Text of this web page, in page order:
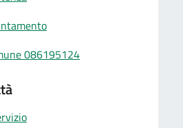
086195124